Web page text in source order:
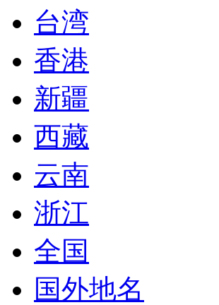
台湾
香港
新疆
西藏
云南
浙江
全国
国外地名